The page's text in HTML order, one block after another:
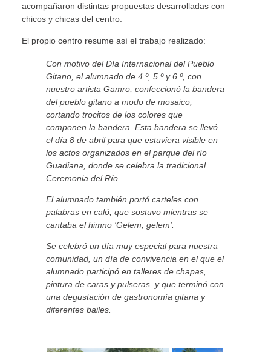
acompañaron distintas propuestas desarrolladas con
chicos y chicas del centro.
El propio centro resume así el trabajo realizado:
Con motivo del Día Internacional del Pueblo
Gitano, el alumnado de 4.º, 5.º y 6.º, con
nuestro artista Gamro, confeccionó la bandera
del pueblo gitano a modo de mosaico,
cortando trocitos de los colores que
componen la bandera. Esta bandera se llevó
el día 8 de abril para que estuviera visible en
los actos organizados en el parque del río
Guadiana, donde se celebra la tradicional
Ceremonia del Río.
El alumnado también portó carteles con
palabras en caló, que sostuvo mientras se
cantaba el himno ‘Gelem, gelem’.
Se celebró un día muy especial para nuestra
comunidad, un día de convivencia en el que el
alumnado participó en talleres de chapas,
pintura de caras y pulseras, y que terminó con
una degustación de gastronomía gitana y
diferentes bailes.